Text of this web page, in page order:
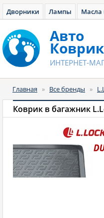
Дворники Лампы Масла
Авто
ИНТЕРНЕТ-
Главная » Все бренды »
Коврик в багажник